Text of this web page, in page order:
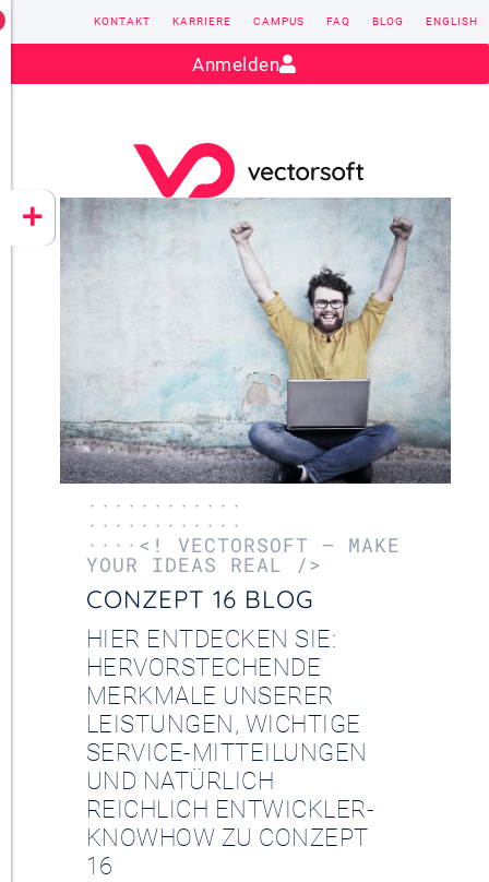
CONZEPT 16
YEET
Kontakt:sales@vectorsoft.de
KONTAKT KARRIERE CAMPUS FAQ BLOG ENGLISH
Anmelden
············
············
····<! VECTORSOFT – MAKE
YOUR IDEAS REAL />
CONZEPT 16 BLOG
HIER ENTDECKEN SIE:
HERVORSTECHENDE
MERKMALE UNSERER
LEISTUNGEN, WICHTIGE
SERVICE-MITTEILUNGEN
UND NATÜRLICH
REICHLICH ENTWICKLER-
KNOWHOW ZU CONZEPT
16